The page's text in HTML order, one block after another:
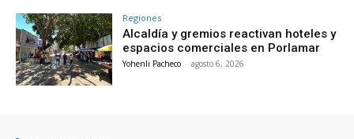
Regiones
Alcaldía y gremios reactivan hoteles y
espacios comerciales en Porlamar
Yohenli Pacheco - agosto 6, 2026